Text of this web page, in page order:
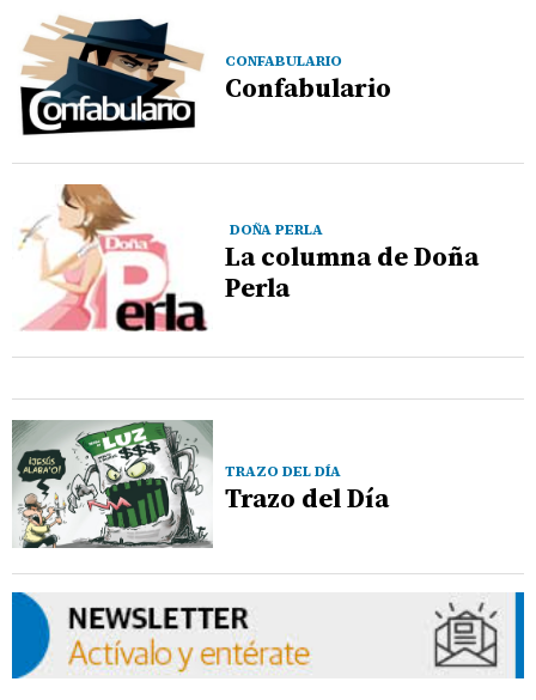
CONFABULARIO
Confabulario
DOÑA PERLA
La columna de Doña
Perla
TRAZO DEL DÍA
Trazo del Día